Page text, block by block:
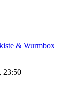
& Wurmbox
23:50